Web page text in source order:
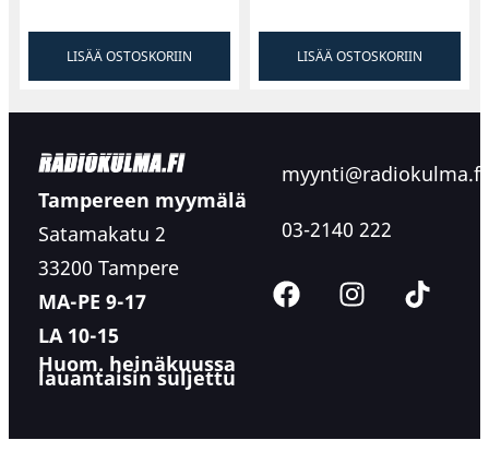
LISÄÄ OSTOSKORIIN LISÄÄ OSTOSKORIIN
Tampereen myymälä
Satamakatu 2
33200 Tampere
MA-PE 9-17
LA 10-15
Huom. heinäkuussa
lauantaisin suljettu
myynti@radiokulma.fi
03-2140 222